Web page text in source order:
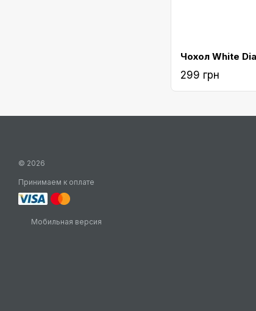
299 грн
© 2026
Принимаем к оплате
Мобильная версия